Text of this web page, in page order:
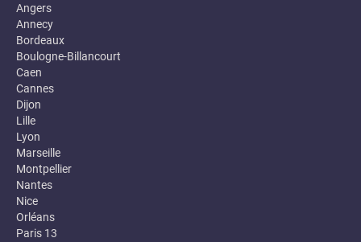
Angers
Annecy
Bordeaux
Boulogne-Billancourt
Caen
Cannes
Dijon
Lille
Lyon
Marseille
Montpellier
Nantes
Nice
Orléans
Paris 13